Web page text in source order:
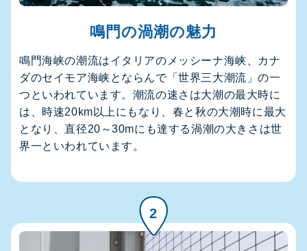
鳴門の渦潮の魅力
鳴門海峡の潮流はイタリアのメッシーナ海峡、カナ
ダのセイモア海峡とならんで「世界三大潮流」の一
つといわれています。潮流の速さは大潮の最大時に
は、時速20km以上にもなり、春と秋の大潮時に最大
となり、直径20～30mにも達する渦潮の大きさは世
界一といわれています。